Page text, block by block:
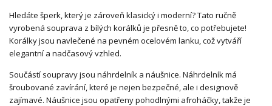
Hledáte šperk, který je zároveň klasický i moderní? Tato ručně
vyrobená souprava z bílých korálků je přesně to, co potřebujete!
Korálky jsou navlečené na pevném ocelovém lanku, což vytváří
elegantní a nadčasový vzhled.
Součástí soupravy jsou náhrdelník a náušnice. Náhrdelník má
šroubované zavírání, které je nejen bezpečné, ale i designově
zajímavé. Náušnice jsou opatřeny pohodlnými afroháčky, takže je